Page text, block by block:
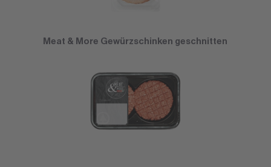
Meat & More Gewürzschinken geschnitten